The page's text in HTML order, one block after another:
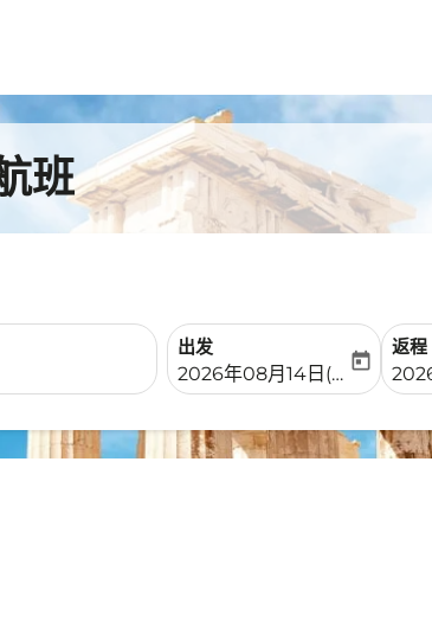
班
出发
fc-booking-departure-
2026年08月14日(周五)
today
返程
fc-